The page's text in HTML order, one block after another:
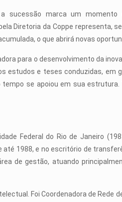
a sucessão marca um
Diretoria da Coppe representa,
o que abrirá novas
para o desenvolvimento da
estudos e teses conduzidas, em
se apoiou em sua
Federal do Rio de Janeiro
1988, e no escritório de
de gestão, atuando
Foi Coordenadora de Rede